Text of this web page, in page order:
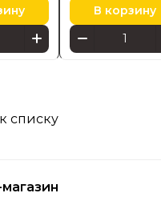
В корзину
списку